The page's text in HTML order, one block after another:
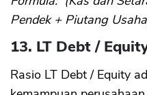
Pendek + Piutang
13. LT Debt /
Rasio LT Debt / Equity